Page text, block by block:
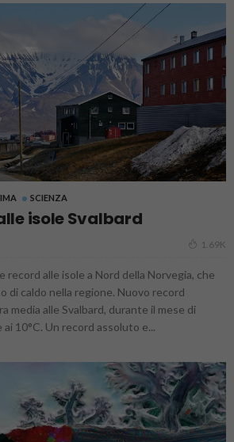
SCIENZA
isole Svalbard
1.69K
alle isole a Nord della Norvegia, che
di caldo nella regione. Nuovo record
media alle Svalbard, durante il mese di
10°C. Un record assoluto e...